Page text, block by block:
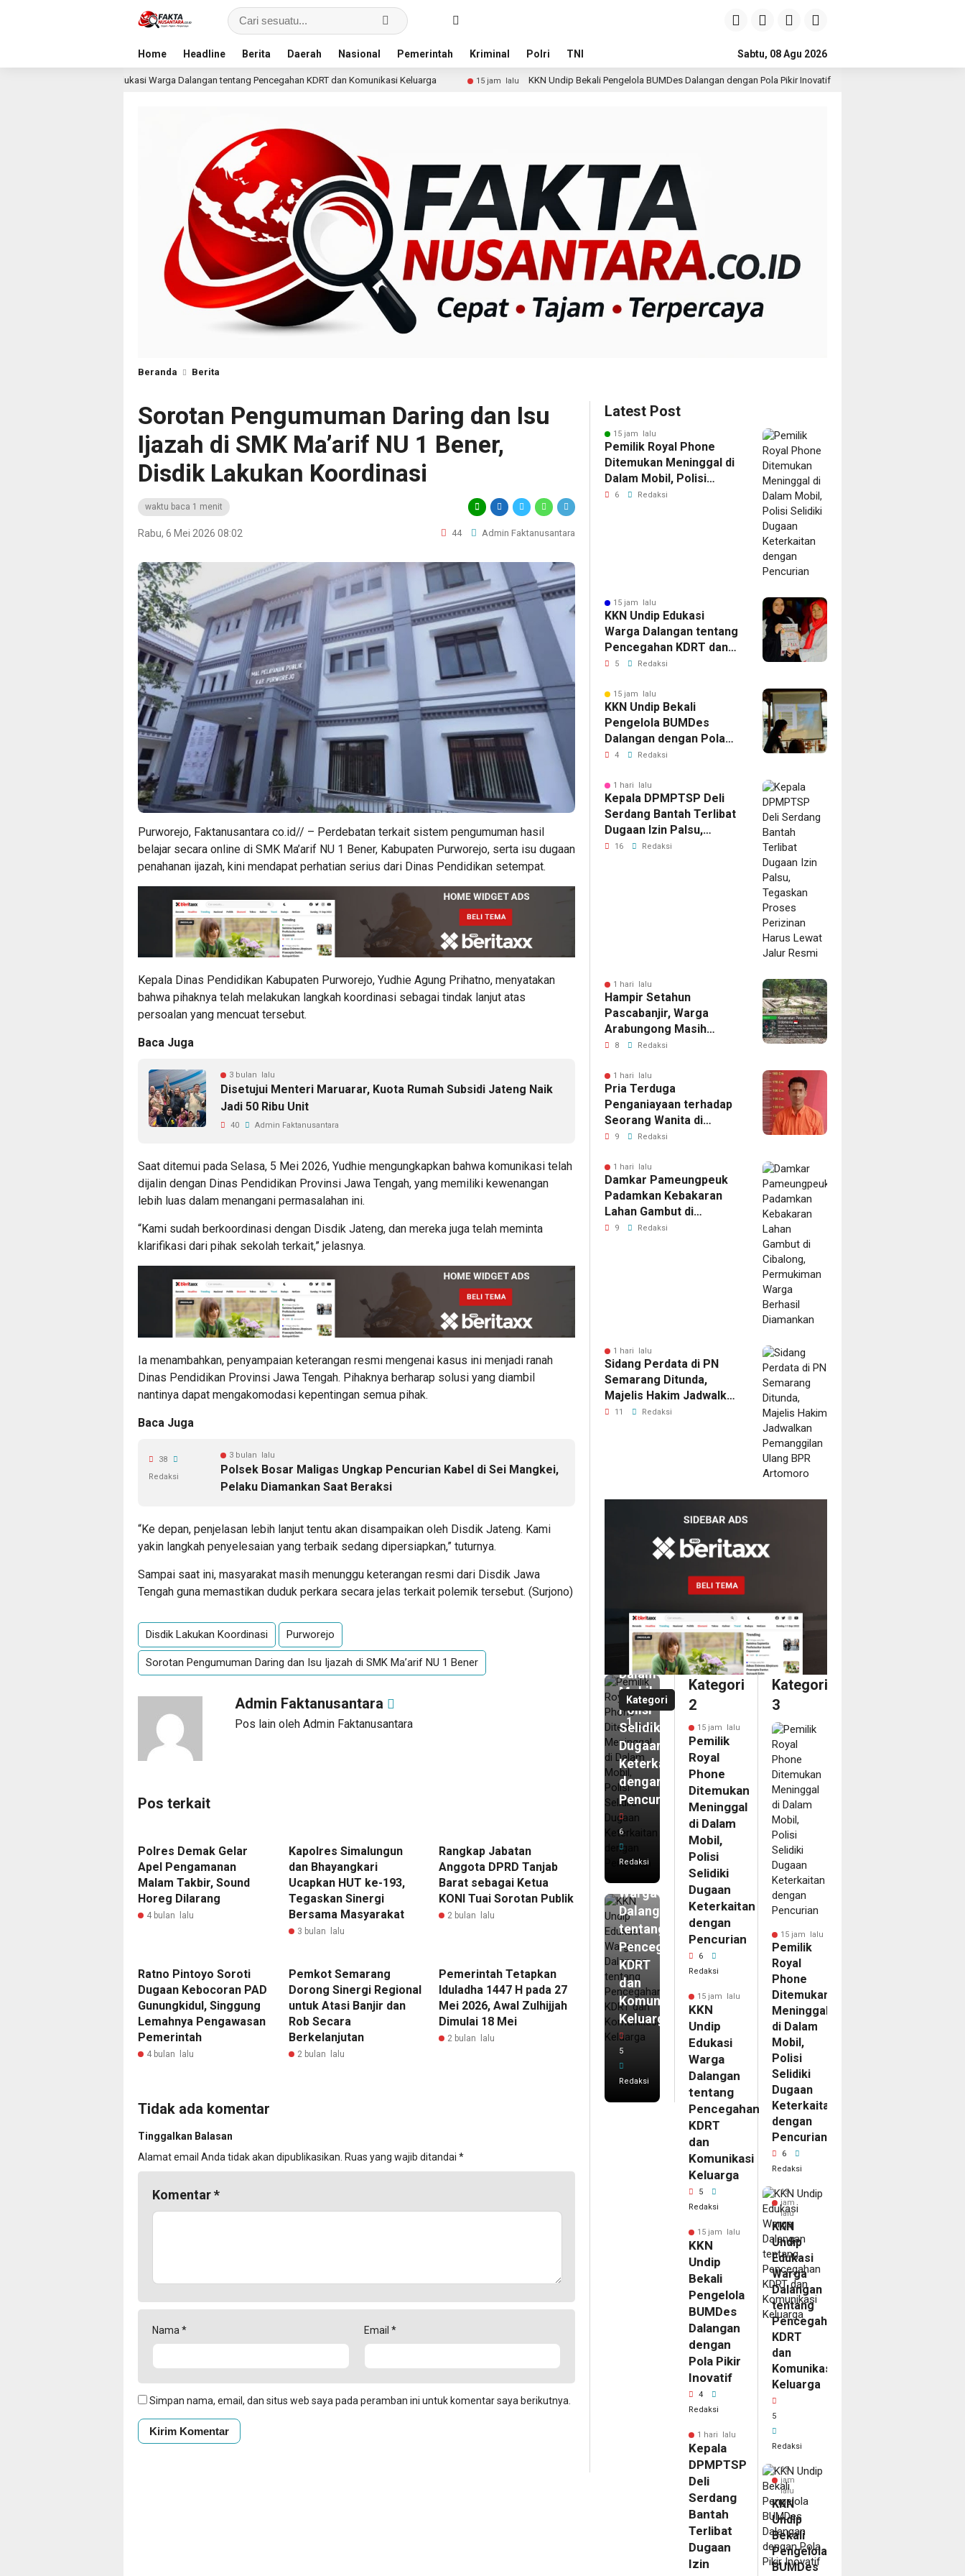
Home Headline Berita Daerah Nasional Pemerintah Kriminal Polri TNI Sabtu, 08 Agu 2026
Edukasi Warga Dalangan tentang Pencegahan KDRT dan Komunikasi Keluarga 15 jam lalu KKN Undip Bekali Pengelola BUMDes Dalangan dengan Pola Pikir Inovatif 1 hari lalu Kepala DPMPTSP Deli Serdang
Beranda Berita
Sorotan Pengumuman Daring dan Isu
Ijazah di SMK Ma’arif NU 1 Bener,
Disdik Lakukan Koordinasi
waktu baca 1 menit
Rabu, 6 Mei 2026 08:02 44 Admin Faktanusantara
Purworejo, Faktanusantara co.id// – Perdebatan terkait sistem pengumuman hasil
belajar secara online di SMK Ma’arif NU 1 Bener, Kabupaten Purworejo, serta isu dugaan
penahanan ijazah, kini mendapat perhatian serius dari Dinas Pendidikan setempat.
Kepala Dinas Pendidikan Kabupaten Purworejo, Yudhie Agung Prihatno, menyatakan
bahwa pihaknya telah melakukan langkah koordinasi sebagai tindak lanjut atas
persoalan yang mencuat tersebut.
Baca Juga
3 bulan lalu
Disetujui Menteri Maruarar, Kuota Rumah Subsidi Jateng Naik
Jadi 50 Ribu Unit
40 Admin Faktanusantara
Saat ditemui pada Selasa, 5 Mei 2026, Yudhie mengungkapkan bahwa komunikasi telah
dijalin dengan Dinas Pendidikan Provinsi Jawa Tengah, yang memiliki kewenangan
lebih luas dalam menangani permasalahan ini.
“Kami sudah berkoordinasi dengan Disdik Jateng, dan mereka juga telah meminta
klarifikasi dari pihak sekolah terkait,” jelasnya.
Ia menambahkan, penyampaian keterangan resmi mengenai kasus ini menjadi ranah
Dinas Pendidikan Provinsi Jawa Tengah. Pihaknya berharap solusi yang diambil
nantinya dapat mengakomodasi kepentingan semua pihak.
Baca Juga
3 bulan lalu
Polsek Bosar Maligas Ungkap Pencurian Kabel di Sei Mangkei,
Pelaku Diamankan Saat Beraksi
38
Redaksi
“Ke depan, penjelasan lebih lanjut tentu akan disampaikan oleh Disdik Jateng. Kami
yakin langkah penyelesaian yang terbaik sedang dipersiapkan,” tuturnya.
Sampai saat ini, masyarakat masih menunggu keterangan resmi dari Disdik Jawa
Tengah guna memastikan duduk perkara secara jelas terkait polemik tersebut. (Surjono)
Disdik Lakukan Koordinasi Purworejo
Sorotan Pengumuman Daring dan Isu Ijazah di SMK Ma’arif NU 1 Bener
Admin Faktanusantara
Pos lain oleh Admin Faktanusantara
Pos terkait
Polres Demak Gelar
Apel Pengamanan
Malam Takbir, Sound
Horeg Dilarang
4 bulan lalu
Kapolres Simalungun
dan Bhayangkari
Ucapkan HUT ke-193,
Tegaskan Sinergi
Bersama Masyarakat
3 bulan lalu
Rangkap Jabatan
Anggota DPRD Tanjab
Barat sebagai Ketua
KONI Tuai Sorotan Publik
2 bulan lalu
Ratno Pintoyo Soroti
Dugaan Kebocoran PAD
Gunungkidul, Singgung
Lemahnya Pengawasan
Pemerintah
4 bulan lalu
Pemkot Semarang
Dorong Sinergi Regional
untuk Atasi Banjir dan
Rob Secara
Berkelanjutan
2 bulan lalu
Pemerintah Tetapkan
Iduladha 1447 H pada 27
Mei 2026, Awal Zulhijjah
Dimulai 18 Mei
2 bulan lalu
Tidak ada komentar
Tinggalkan Balasan
Alamat email Anda tidak akan dipublikasikan. Ruas yang wajib ditandai *
Komentar*
Nama * Email *
Simpan nama, email, dan situs web saya pada peramban ini untuk komentar saya berikutnya.
Latest Post
15 jam lalu
Pemilik Royal Phone
Ditemukan Meninggal di
Dalam Mobil, Polisi
Selidiki Dugaan
6 Redaksi
15 jam lalu
KKN Undip Edukasi
Warga Dalangan tentang
Pencegahan KDRT dan
Komunikasi Keluarga
5 Redaksi
15 jam lalu
KKN Undip Bekali
Pengelola BUMDes
Dalangan dengan Pola
Pikir Inovatif
4 Redaksi
1 hari lalu
Kepala DPMPTSP Deli
Serdang Bantah Terlibat
Dugaan Izin Palsu,
Tegaskan Proses
16 Redaksi
1 hari lalu
Hampir Setahun
Pascabanjir, Warga
Arabungong Masih
Menunggu Bantuan
8 Redaksi
1 hari lalu
Pria Terduga
Penganiayaan terhadap
Seorang Wanita di
Medan Ditangkap Polisi
9 Redaksi
1 hari lalu
Damkar Pameungpeuk
Padamkan Kebakaran
Lahan Gambut di
Cibalong, Permukiman
9 Redaksi
1 hari lalu
Sidang Perdata di PN
Semarang Ditunda,
Majelis Hakim Jadwalkan
Pemanggilan Ulang BPR
11 Redaksi
Kategori
1
Ditemukan
Meninggal
Dalam
Mobil,
Polisi
Selidiki
Dugaan
Keterkaitan
dengan
Pencurian
6
Redaksi
15
jam
KKN
Undip
Edukasi
Warga
Dalangan
tentang
Pencegahan
KDRT
dan
Komunikasi
Keluarga
5
Redaksi
Kategori
2
15 jam lalu
Pemilik
Royal
Phone
Ditemukan
Meninggal
di Dalam
Mobil,
Polisi
Selidiki
Dugaan
Keterkaitan
dengan
Pencurian
6
Redaksi
15 jam lalu
KKN
Undip
Edukasi
Warga
Dalangan
tentang
Pencegahan
KDRT
dan
Komunikasi
Keluarga
5
Redaksi
15 jam lalu
KKN
Undip
Bekali
Pengelola
BUMDes
Dalangan
dengan
Pola Pikir
Inovatif
4
Redaksi
1 hari lalu
Kepala
DPMPTSP
Deli
Serdang
Bantah
Terlibat
Dugaan
Izin
Kategori
3
15 jam lalu
Pemilik
Royal
Phone
Ditemukan
Meninggal
di Dalam
Mobil,
Polisi
Selidiki
Dugaan
Keterkaitan
dengan
Pencurian
6
Redaksi
15
jam
lalu
KKN
Undip
Edukasi
Warga
Dalangan
tentang
Pencegahan
KDRT
dan
Komunikasi
Keluarga
5
Redaksi
15
jam
lalu
KKN
Undip
Bekali
Pengelola
BUMDes